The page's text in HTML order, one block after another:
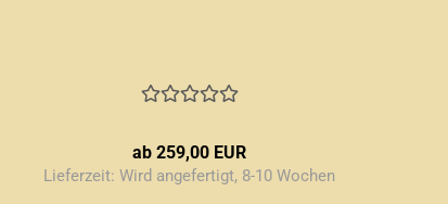
ab 259,00 EUR
Lieferzeit:Wird angefertigt, 8-10 Wochen